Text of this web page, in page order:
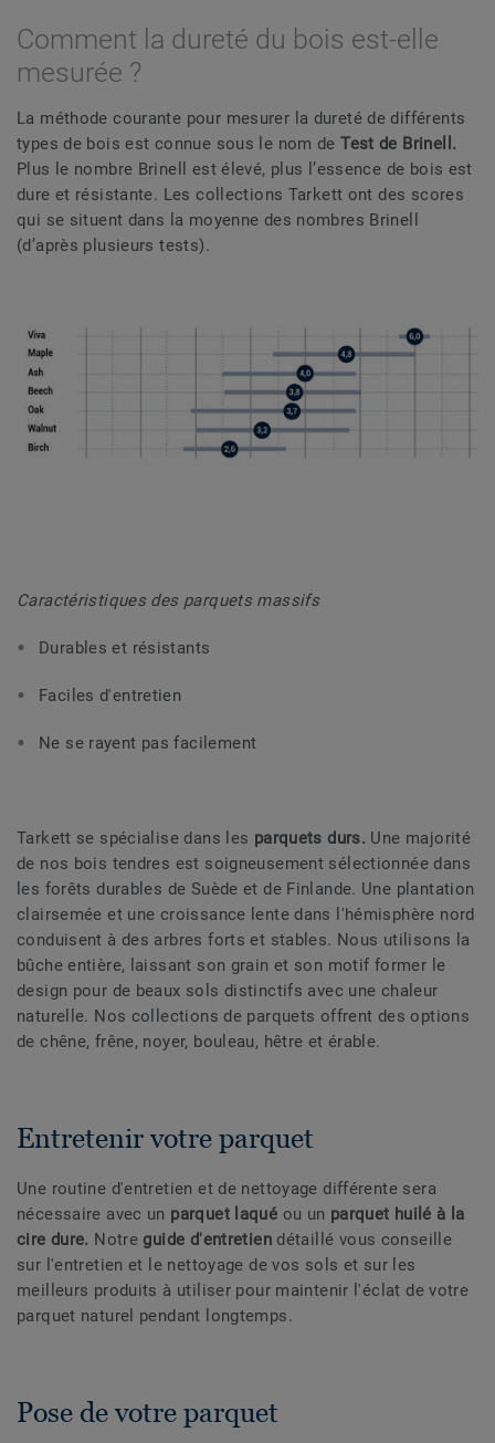
Comment la dureté du bois est-elle
mesurée ?
La méthode courante pour mesurer la dureté de différents
types de bois est connue sous le nom deTest de Brinell.
Plus le nombre Brinell est élevé, plus l’essence de bois est
dure et résistante. Les collections Tarkett ont des scores
qui se situent dans la moyenne des nombres Brinell
(d’après plusieurs tests).
Caractéristiques des parquets massifs
Durables et résistants
Faciles d'entretien
Ne se rayent pas facilement
Tarkett se spécialise dans les parquets durs. Une majorité
de nos bois tendres est soigneusement sélectionnée dans
les forêts durables de Suède et de Finlande. Une plantation
clairsemée et une croissance lente dans l'hémisphère nord
conduisent à des arbres forts et stables. Nous utilisons la
bûche entière, laissant son grain et son motif former le
design pour de beaux sols distinctifs avec une chaleur
naturelle. Nos collections de parquets offrent des options
de chêne, frêne, noyer, bouleau, hêtre et érable.
Entretenir votre parquet
Une routine d'entretien et de nettoyage différente sera
nécessaire avec un parquet laqué ou un parquet huilé à la
cire dure. Notre guide d'entretiendétaillé vous conseille
sur l'entretien et le nettoyage de vos sols et sur les
meilleurs produits à utiliser pour maintenir l'éclat de votre
parquet naturel pendant longtemps.
Pose de votre parquet